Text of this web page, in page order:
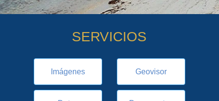
SERVICIOS
Imágenes Geovisor